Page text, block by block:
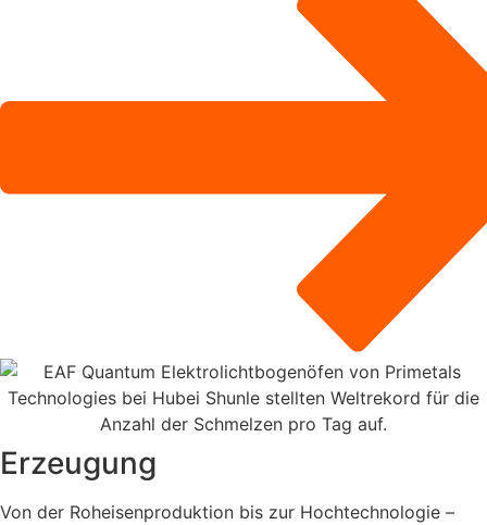
Erzeugung
Von der Roheisenproduktion bis zur Hochtechnologie –